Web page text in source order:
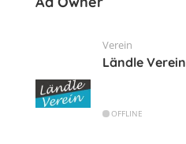
Verein
Ländle Verein
OFFLINE